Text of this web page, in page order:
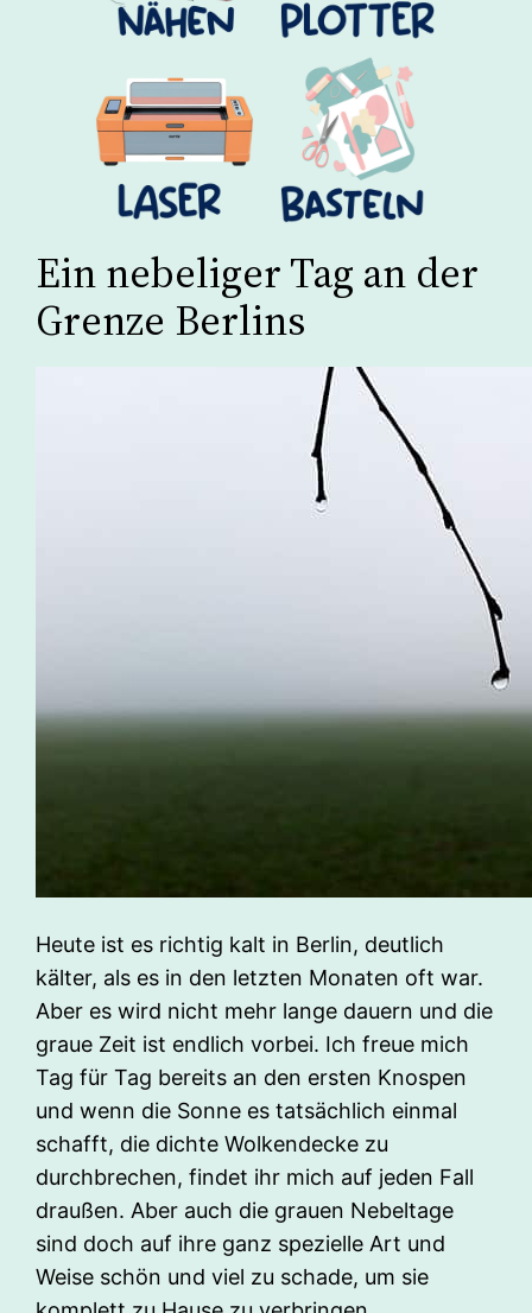
Ein nebeliger Tag an der
Grenze Berlins
Heute ist es richtig kalt in Berlin, deutlich
kälter, als es in den letzten Monaten oft war.
Aber es wird nicht mehr lange dauern und die
graue Zeit ist endlich vorbei. Ich freue mich
Tag für Tag bereits an den ersten Knospen
und wenn die Sonne es tatsächlich einmal
schafft, die dichte Wolkendecke zu
durchbrechen, findet ihr mich auf jeden Fall
draußen. Aber auch die grauen Nebeltage
sind doch auf ihre ganz spezielle Art und
Weise schön und viel zu schade, um sie